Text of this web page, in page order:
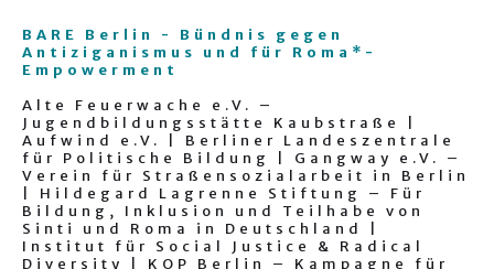
BARE Berlin - Bündnis gegen
Antiziganismus und für Roma*-
Empowerment
Alte Feuerwache e.V. –
Jugendbildungsstätte Kaubstraße |
Aufwind e.V. | Berliner Landeszentrale
für Politische Bildung | Gangway e.V. –
Verein für Straßensozialarbeit in Berlin
| Hildegard Lagrenne Stiftung – Für
Bildung, Inklusion und Teilhabe von
Sinti und Roma in Deutschland |
Institut für Social Justice & Radical
Diversity | KOP Berlin – Kampagne für